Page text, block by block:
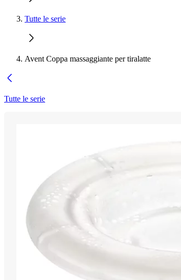
Tutte le serie
Avent Coppa massaggiante per tiralatte
Tutte le serie